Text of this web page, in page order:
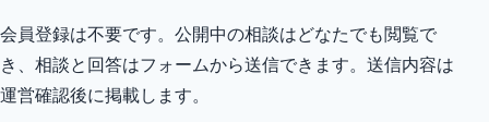
会員登録は不要です。公開中の相談はどなたでも閲覧で
き、相談と回答はフォームから送信できます。送信内容は
運営確認後に掲載します。